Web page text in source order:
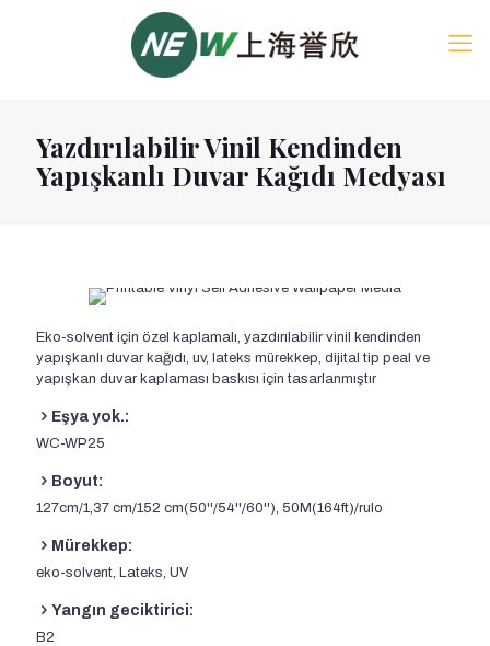
Yazdırılabilir Vinil Kendinden
Yapışkanlı Duvar Kağıdı Medyası
Eko-solvent için özel kaplamalı, yazdırılabilir vinil kendinden
yapışkanlı duvar kağıdı, uv, lateks mürekkep, dijital tip peal ve
yapışkan duvar kaplaması baskısı için tasarlanmıştır
Eşya yok.:
WC-WP25
Boyut:
127cm/1,37 cm/152 cm(50''/54''/60''), 50M(164ft)/rulo
Mürekkep:
eko-solvent, Lateks, UV
Yangın geciktirici:
B2